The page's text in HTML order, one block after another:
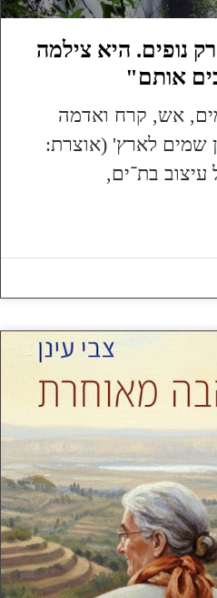
נופים. היא צילמה
אותם"
אש, קרח ואדמה
שמים לארץ' (אוצרת:
עיצוב בת־ים,